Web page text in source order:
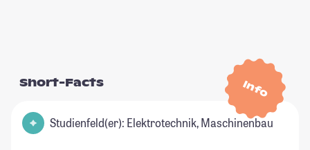
Info
Short-Facts
Studienfeld(er): Elektrotechnik, Maschinenbau